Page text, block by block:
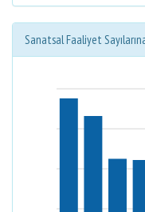
Sanatsal Faaliyet